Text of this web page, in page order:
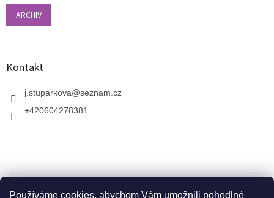
Používáme cookies, abychom Vám umožnili pohodlné
ARCHIV
Kontakt
j.stuparkova@seznam.cz
+420604278381